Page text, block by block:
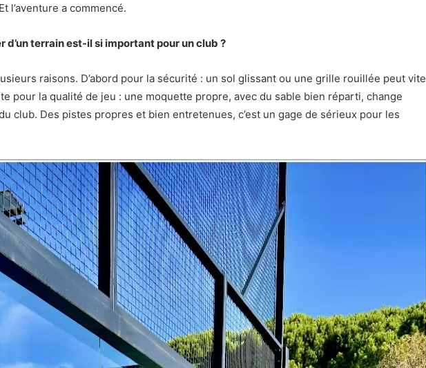
l’aventure a commencé.
d’un terrain est-il si important pour un club ?
raisons. D’abord pour la sécurité : un sol glissant ou une grille rouillée peut vite
pour la qualité de jeu : une moquette propre, avec du sable bien réparti, change
club. Des pistes propres et bien entretenues, c’est un gage de sérieux pour les